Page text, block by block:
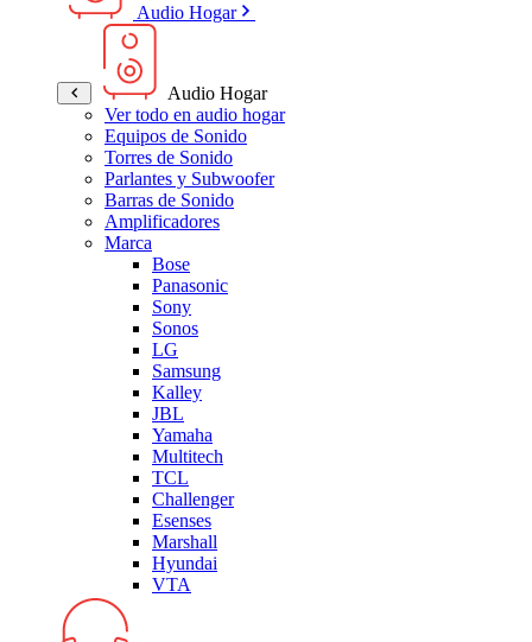
Audio Hogar
Audio Hogar
Ver todo en audio hogar
Equipos de Sonido
Torres de Sonido
Parlantes y Subwoofer
Barras de Sonido
Amplificadores
Marca
Bose
Panasonic
Sony
Sonos
LG
Samsung
Kalley
JBL
Yamaha
Multitech
TCL
Challenger
Esenses
Marshall
Hyundai
VTA